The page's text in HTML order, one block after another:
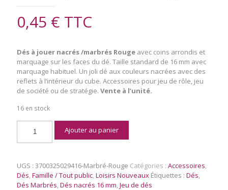
0,45 € TTC
Dés à jouer nacrés /marbrés Rouge avec coins arrondis et
marquage sur les faces du dé. Taille standard de 16 mm avec
marquage habituel. Un joli dé aux couleurs nacrées avec des
reflets à l’intérieur du cube. Accessoires pour jeu de rôle, jeu
de société ou de stratégie. Vente à l’unité.
16 en stock
Dés
Jouer
16
mm
Ajouter au panier
UGS : 3700325029416-Marbré-Rouge Catégories : Accessoires
Dés Famille / Tout public Loisirs Nouveaux Étiquettes : Dés
Dés Marbrés Dés nacrés 16 mm Jeu de dés